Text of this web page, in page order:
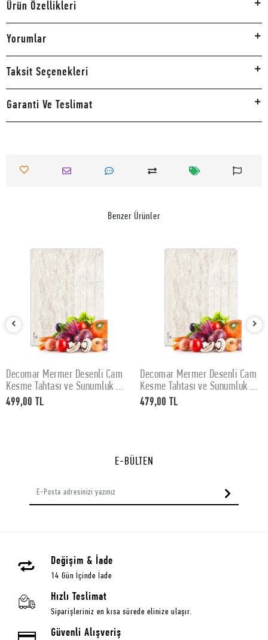
Ürün Özellikleri
Yorumlar
Taksit Seçenekleri
Garanti Ve Teslimat
Benzer Ürünler
SEPETE EKLE
Decomar Mermer Desenli Cam
Kesme Tahtası ve Sunumluk 30
x 40 cm
499,00 TL
SEPETE EKLE
Decomar Mermer Desenli Cam
Kesme Tahtası ve Sunumluk 25
x 35 cm
479,00 TL
E-BÜLTEN
Değişim & İade
14 Gün İçinde İade
Hızlı Teslimat
Siparişleriniz en kısa sürede elinize ulaşır.
Güvenli Alışveriş